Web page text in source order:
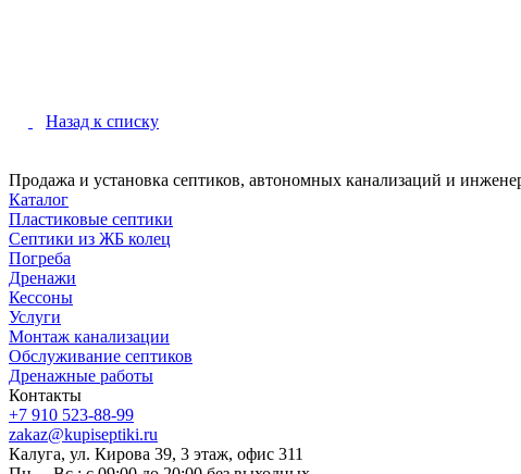
Назад к списку
Продажа и установка септиков, автономных канализаций и
Каталог
Пластиковые септики
Септики из ЖБ колец
Погреба
Дренажи
Кессоны
Услуги
Монтаж канализации
Обслуживание септиков
Дренажные работы
Контакты
+7 910 523-88-99
zakaz@kupiseptiki.ru
Калуга, ул. Кирова 39, 3 этаж, офис 311